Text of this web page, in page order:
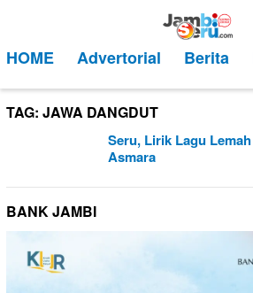
kontenMobile
HOME Advertorial Berita
TAG: JAWA DANGDUT
Seru, Lirik Lagu
Asmara
BANK JAMBI